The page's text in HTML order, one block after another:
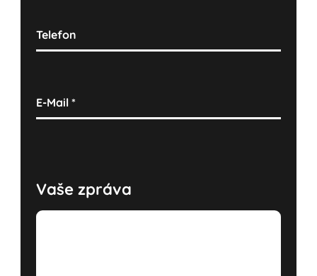
Telefon
E-Mail*
Vaše zpráva